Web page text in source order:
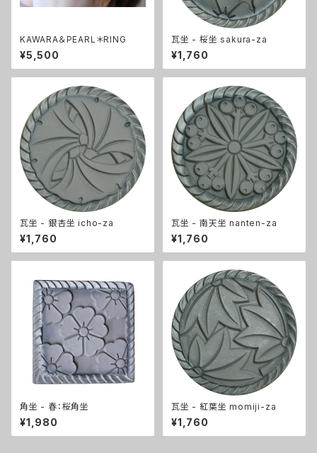
KAWARA＆PEARL＊RING
¥5,500
瓦坐 - 桜坐 sakura-za
¥1,760
瓦坐 - 銀杏坐 icho-za
¥1,760
瓦坐 - 南天坐 nanten-za
¥1,760
角坐 - 春：桜角坐
¥1,980
瓦坐 - 紅葉坐 momiji-za
¥1,760